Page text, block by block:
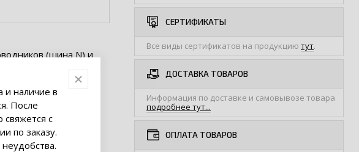
(шина N) и
латуни.
СЕРТИФИКАТЫ
Все виды сертификатов на продукцию тут.
ДОСТАВКА ТОВАРОВ
Информация по доставке и самовывозе товара
подробнее тут...
ОПЛАТА ТОВАРОВ
наличие в
После
с
по заказу.